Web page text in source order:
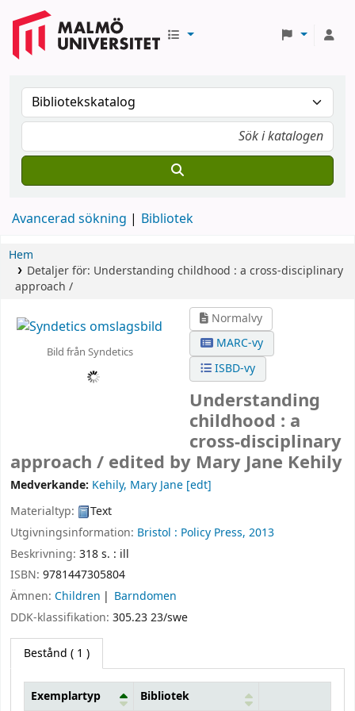
Avancerad sökning Bibliotek
Hem
Detaljer för: Understanding childhood : a cross-disciplinary
approach /
Bild från Syndetics
Normalvy
MARC-vy
ISBD-vy
Understanding
childhood : a
cross-disciplinary
approach / edited by Mary Jane Kehily
Medverkande: Kehily, Mary Jane [edt]
Materialtyp:
Text
Utgivningsinformation: Bristol : Policy Press, 2013
Beskrivning: 318 s. : ill
ISBN: 9781447305804
Ämnen: Children
Barndomen
DDK-klassifikation: 305.23 23/swe
Bestånd ( 1 )
Exemplartyp Bibliotek